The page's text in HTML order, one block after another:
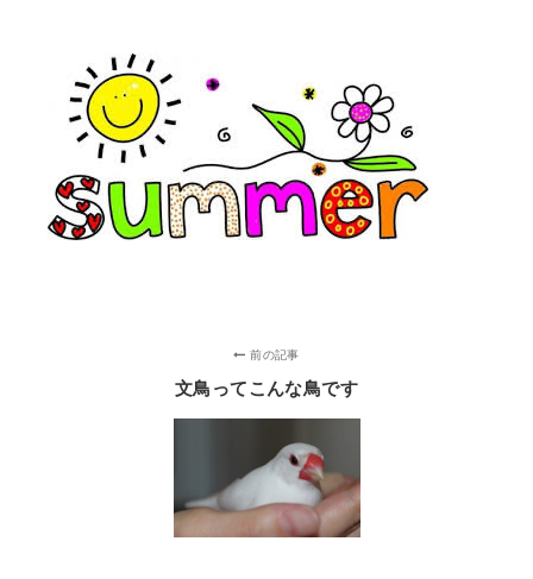
前の記事
文鳥ってこんな鳥です